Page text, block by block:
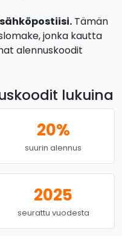
Tämän
jonka kautta
alennuskoodit
lukuina
20%
suurin alennus
2025
seurattu vuodesta